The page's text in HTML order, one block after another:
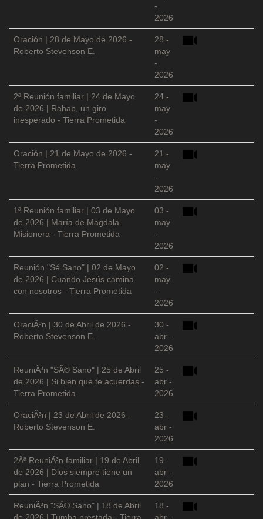
-
2026
Oración | 28 de Mayo de 2026 -
Roberto Stevenson E.
28 -
may
-
2026
2ª Reunión familiar | 24 de Mayo
de 2026 | Rahab, un giro
inesperado - Tierra Prometida
24 -
may
-
2026
Oración | 21 de Mayo de 2026 -
Tierra Prometida
21 -
may
-
2026
1ª Reunión familiar | 03 de Mayo
de 2026 | María de Magdala
Misionera - Tierra Prometida
03 -
may
-
2026
Reunión "Sé Sano" | 02 de Mayo
de 2026 | Cuando Jesús camina
con nosotros - Tierra Prometida
02 -
may
-
2026
OraciÃ³n | 30 de Abril de 2026 -
Roberto Stevenson E.
30 -
abr -
2026
ReuniÃ³n "SÃ© Sano" | 25 de Abril
de 2026 | Si bien que te acuerdas -
Tierra Prometida
25 -
abr -
2026
OraciÃ³n | 23 de Abril de 2026 -
Roberto Stevenson E.
23 -
abr -
2026
2Âª ReuniÃ³n familiar | 19 de Abril
de 2026 | Dios siempre tiene un
plan - Tierra Prometida
19 -
abr -
2026
ReuniÃ³n "SÃ© Sano" | 18 de Abril
18 -